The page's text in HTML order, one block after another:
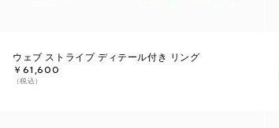
ウェブ ストライプ ディテール付き リング
￥61,600
（税込）